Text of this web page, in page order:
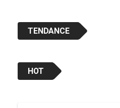
TENDANCE
HOT